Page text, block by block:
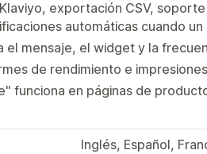
exportación CSV,
automáticas cuando
el mensaje, el widget y la
de rendimiento e
funciona en páginas de
Inglés, Español,